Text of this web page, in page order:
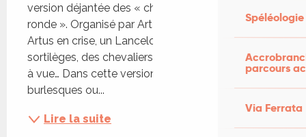
Spéléologie
parcours
Via Ferrata
version déjantée des « chevaliers de la table
ronde ». Organisé par Art et Patrimoine. Un roi
Artus en crise, un Lancelot qui doute, des
sortilèges, des chevaliers qui changent de visage
à vue… Dans cette version ,tour à tour masqués,
burlesques ou...
Lire la suite